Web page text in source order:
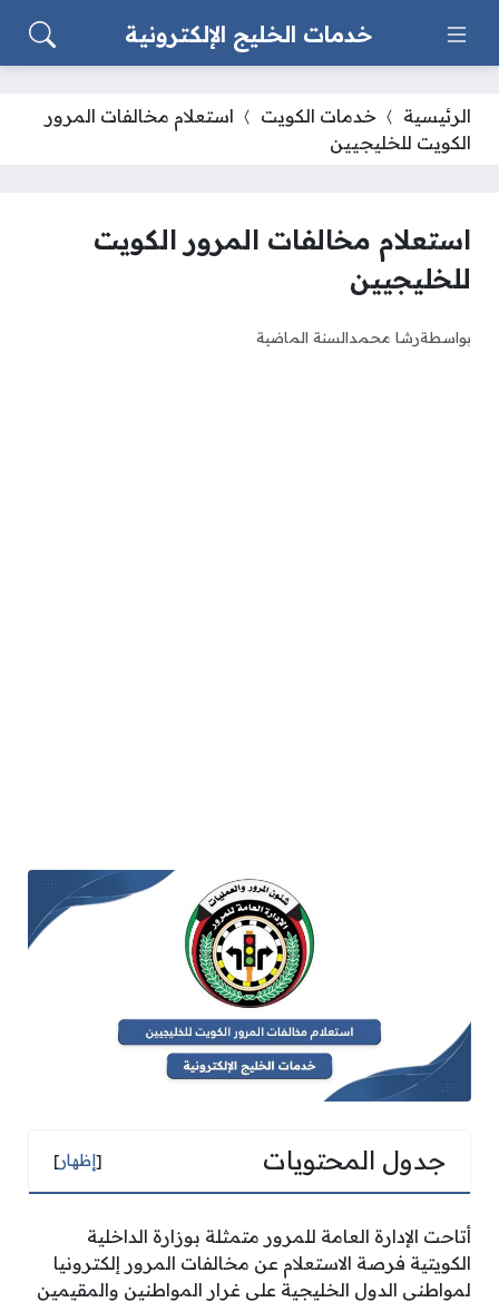
خدمات الخليج الإلكترونية
الرئيسية خدمات الكويت
استعلام مخالفات المرور
الكويت للخليجيين
استعلام مخالفات المرور الكويت
للخليجيين
بواسطةرشا محمدالسنة الماضية
جدول المحتويات [إظهار]
أتاحت الإدارة العامة للمرور متمثلة بوزارة الداخلية
الكويتية فرصة الاستعلام عن مخالفات المرور إلكترونيا
لمواطني الدول الخليجية على غرار المواطنين والمقيمين